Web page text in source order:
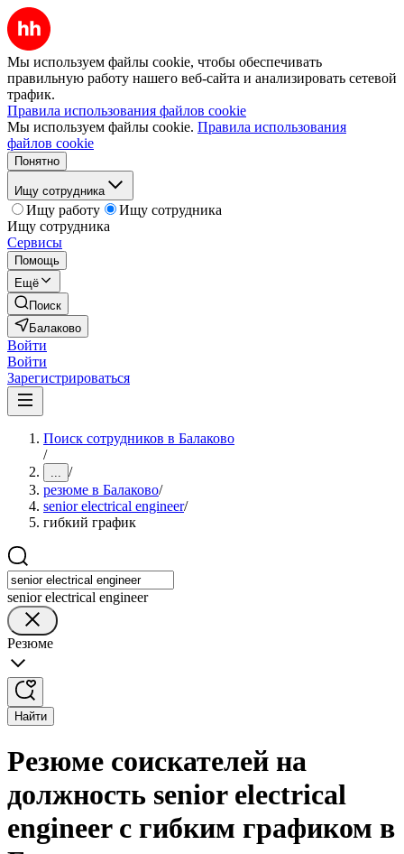
Мы используем файлы cookie, чтобы обеспечивать
правильную работу нашего веб-сайта и анализировать сетевой
трафик.
Правила использования файлов cookie
Мы используем файлы cookie. Правила использования
файлов cookie
Понятно
Ищу сотрудника
Ищу работу
Ищу сотрудника
Ищу сотрудника
Сервисы
Помощь
Ещё
Поиск
Балаково
Войти
Войти
Зарегистрироваться
Поиск сотрудников в Балаково
/
... /
резюме в Балаково/
senior electrical engineer/
гибкий график
senior electrical engineer
Резюме
Найти
Резюме соискателей на
должность senior electrical
engineer с гибким графиком в